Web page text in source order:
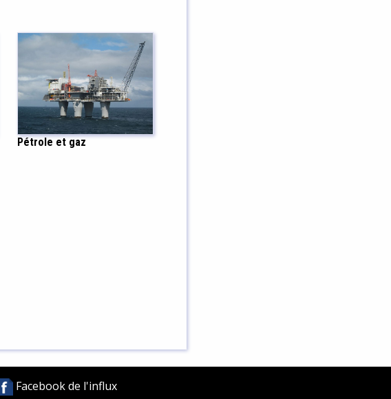
Pétrole et gaz
Facebook de l'influx